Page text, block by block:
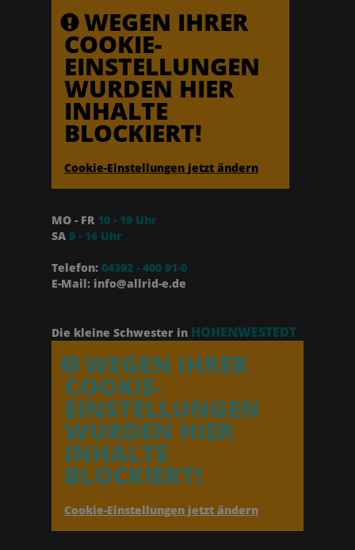
WEGEN IHRER
COOKIE-
EINSTELLUNGEN
WURDEN HIER
INHALTE
BLOCKIERT!
Cookie-Einstellungen jetzt ändern
MO - FR 10 - 19 Uhr
SA 9 - 16 Uhr
Telefon: 04392 - 400 91-0
E-Mail: info@allrid-e.de
Die kleine Schwester in HOHENWESTEDT
WEGEN IHRER
COOKIE-
EINSTELLUNGEN
WURDEN HIER
INHALTE
BLOCKIERT!
Cookie-Einstellungen jetzt ändern